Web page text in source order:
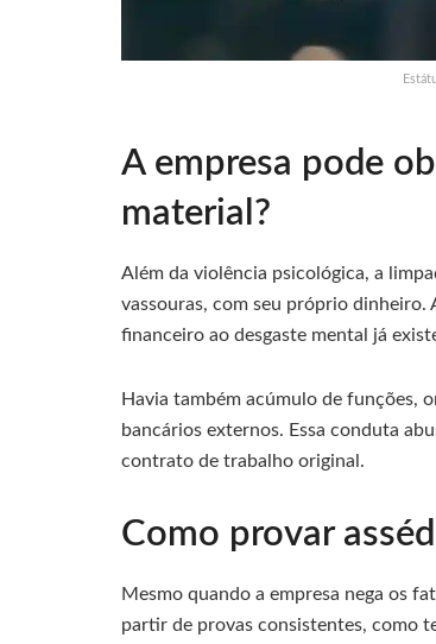
A empresa pode
material?
Além da violência psicológica, a
vassouras, com seu próprio dinheiro.
financeiro ao desgaste mental já
Havia também acúmulo de funções,
bancários externos. Essa conduta
contrato de trabalho original.
Como provar
Mesmo quando a empresa nega os
partir de provas consistentes, como